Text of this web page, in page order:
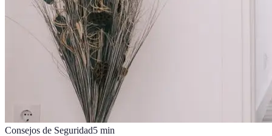
Consejos de Seguridad5 min